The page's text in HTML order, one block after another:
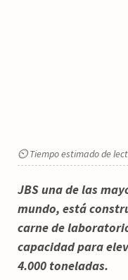
⏲ Tiempo estimado de
JBS una de las
mundo, está
carne de
capacidad para
4.000 toneladas.